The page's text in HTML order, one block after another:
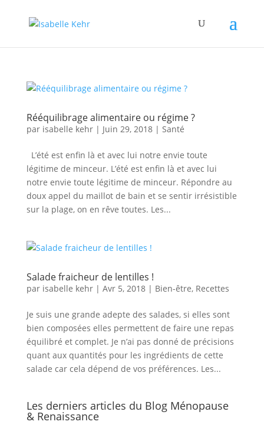
Rééquilibrage alimentaire ou régime ?
par isabelle kehr| Juin 29, 2018| Santé
L’été est enfin là et avec lui notre envie toute
légitime de minceur. L’été est enfin là et avec lui
notre envie toute légitime de minceur. Répondre au
doux appel du maillot de bain et se sentir irrésistible
sur la plage, on en rêve toutes. Les...
Salade fraicheur de lentilles !
par isabelle kehr| Avr 5, 2018| Bien-être, Recettes
Je suis une grande adepte des salades, si elles sont
bien composées elles permettent de faire une repas
équilibré et complet. Je n’ai pas donné de précisions
quant aux quantités pour les ingrédients de cette
salade car cela dépend de vos préférences. Les...
Les derniers articles du Blog Ménopause
& Renaissance